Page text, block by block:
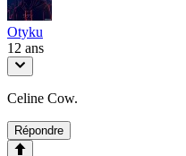
Otyku
12 ans
Celine Cow.
Répondre